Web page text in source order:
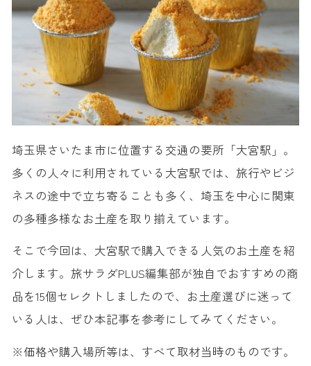
埼玉県さいたま市に位置する交通の要所「大宮駅」。
多くの人々に利用されている大宮駅では、旅行やビジ
ネスの途中で立ち寄ることも多く、埼玉を中心に関東
の多種多様なお土産を取り揃えています。
そこで今回は、大宮駅で購入できる人気のお土産を紹
介します。旅サラダPLUS編集部が独自でおすすめの商
品を15個セレクトしましたので、お土産選びに迷って
いる人は、ぜひ本記事を参考にしてみてください。
※価格や購入場所等は、すべて取材当時のものです。